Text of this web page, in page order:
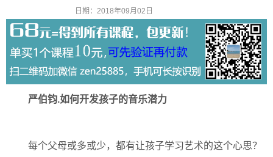
日期：2018年09月02日
严伯钧.如何开发孩子的音乐潜力
每个父母或多或少，都有让孩子学习艺术的这个心思？